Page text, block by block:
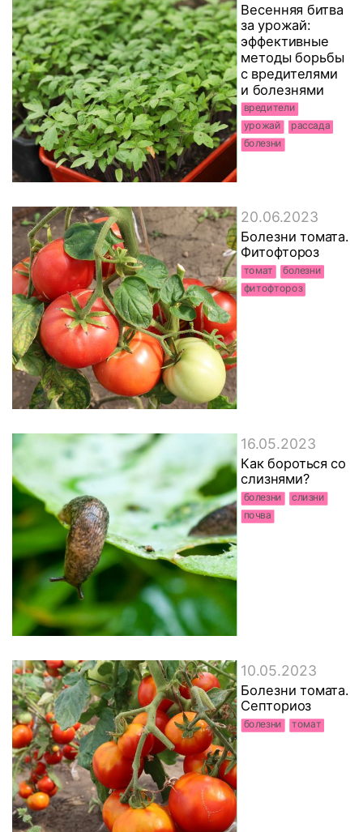
Весенняя битва
за урожай:
эффективные
методы борьбы
с вредителями
и болезнями
вредители
урожай
рассада
болезни
20.06.2023
Болезни томата.
Фитофтороз
томат болезни
фитофтороз
16.05.2023
Как бороться со
слизнями?
болезни
слизни
почва
10.05.2023
Болезни томата.
Септориоз
болезни томат